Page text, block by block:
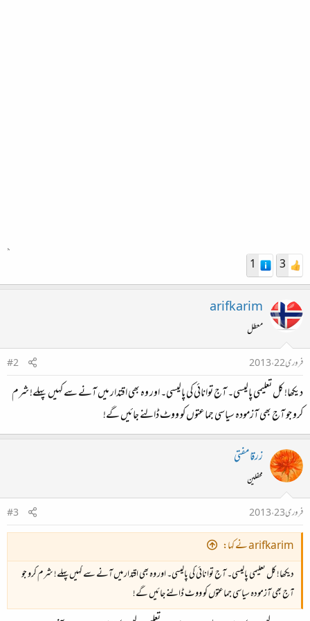
3
1
arifkarim
معطل
فروری 22، 2013
#2
دیکھا! کل تعلیمی پالیسی۔ آج توانائی کی پالیسی۔ اور وہ بھی اقتدار میں آنے سے کہیں پہلے! شرم
کرو جو آج بھی آزمودہ سیاسی جماعتوں کو ووٹ ڈالنے جائیں گے!
زرقا مفتی
محفلین
فروری 23، 2013
#3
arifkarim نے کہا:
دیکھا! کل تعلیمی پالیسی۔ آج توانائی کی پالیسی۔ اور وہ بھی اقتدار میں آنے سے کہیں پہلے! شرم کرو جو
آج بھی آزمودہ سیاسی جماعتوں کو ووٹ ڈالنے جائیں گے!